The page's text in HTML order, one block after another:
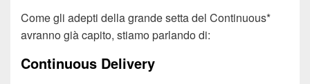
Come gli adepti della grande setta del Continuous*
avranno già capito, stiamo parlando di:
Continuous Delivery